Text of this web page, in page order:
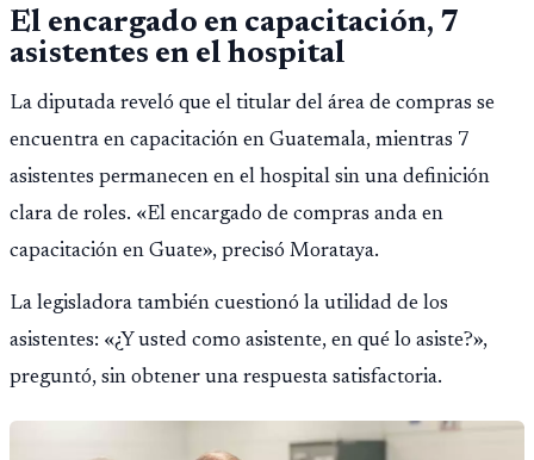
El encargado en capacitación, 7
asistentes en el hospital
La diputada reveló que el titular del área de compras se
encuentra en capacitación en Guatemala, mientras 7
asistentes permanecen en el hospital sin una definición
clara de roles. «El encargado de compras anda en
capacitación en Guate», precisó Morataya.
La legisladora también cuestionó la utilidad de los
asistentes: «¿Y usted como asistente, en qué lo asiste?»,
preguntó, sin obtener una respuesta satisfactoria.